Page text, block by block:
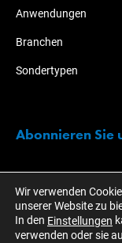
Anwendungen
Branchen
Sondertypen
Abonnieren Sie
KOTI informiert!
Wir verwenden
unserer Website zu
In den Einstellungen
verwenden oder sie